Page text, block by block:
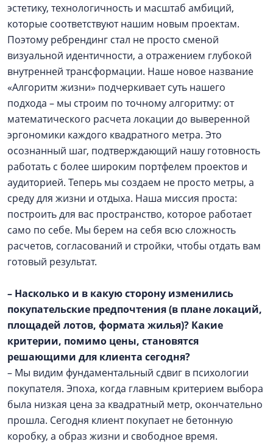
эстетику, технологичность и масштаб амбиций,
которые соответствуют нашим новым проектам.
Поэтому ребрендинг стал не просто сменой
визуальной идентичности, а отражением глубокой
внутренней трансформации. Наше новое название
«Алгоритм жизни» подчеркивает суть нашего
подхода – мы строим по точному алгоритму: от
математического расчета локации до выверенной
эргономики каждого квадратного метра. Это
осознанный шаг, подтверждающий нашу готовность
работать с более широким портфелем проектов и
аудиторией. Теперь мы создаем не просто метры, а
среду для жизни и отдыха. Наша миссия проста:
построить для вас пространство, которое работает
само по себе. Мы берем на себя всю сложность
расчетов, согласований и стройки, чтобы отдать вам
готовый результат.
– Насколько и в какую сторону изменились
покупательские предпочтения (в плане локаций,
площадей лотов, формата жилья)? Какие
критерии, помимо цены, становятся
решающими для клиента сегодня?
– Мы видим фундаментальный сдвиг в психологии
покупателя. Эпоха, когда главным критерием выбора
была низкая цена за квадратный метр, окончательно
прошла. Сегодня клиент покупает не бетонную
коробку, а образ жизни и свободное время.